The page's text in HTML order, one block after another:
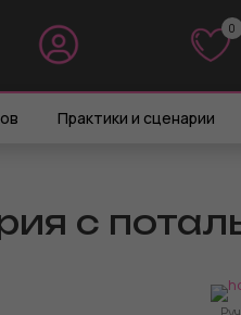
0
Практики и сценарии
с